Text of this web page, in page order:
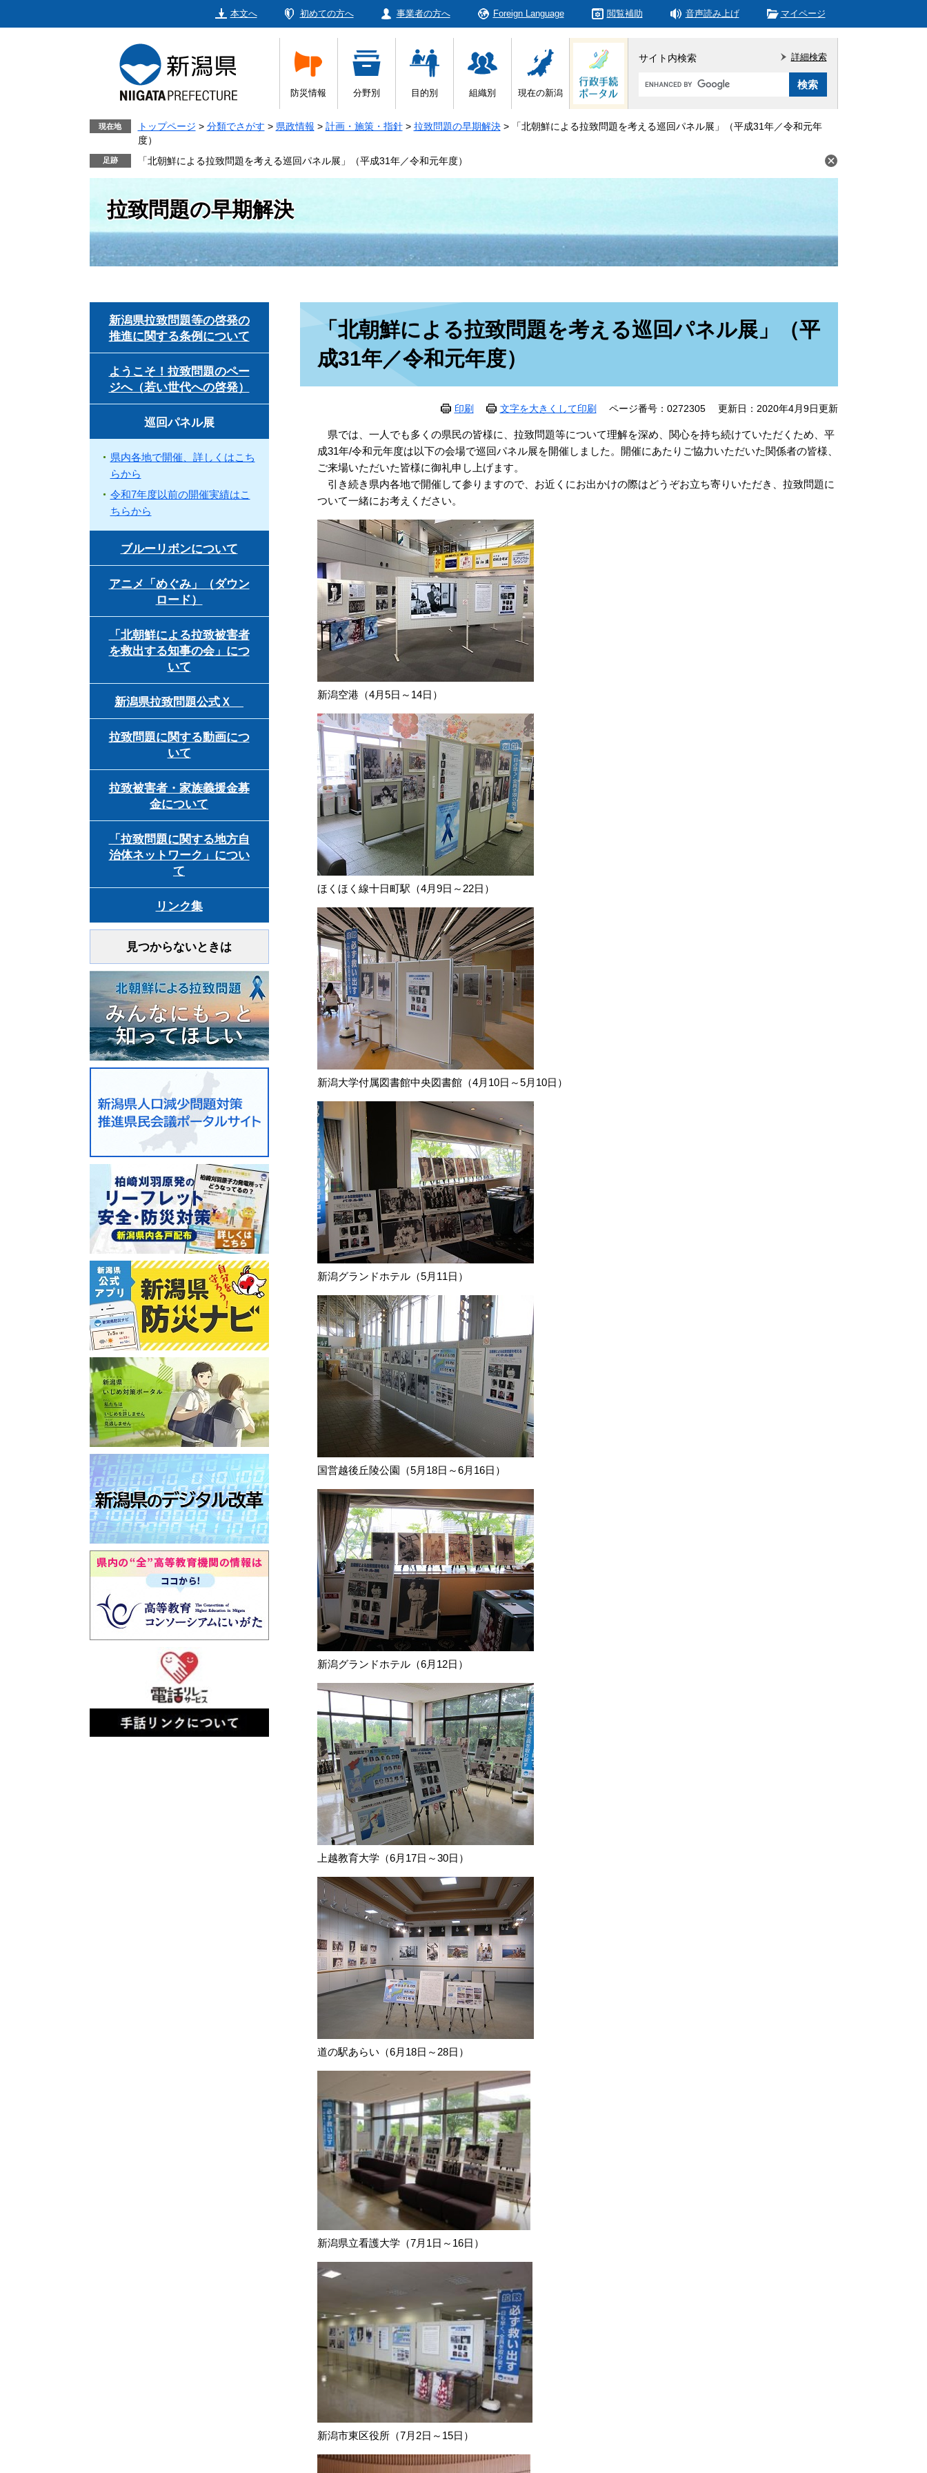
本文へ 初めての方へ 事業者の方へ Foreign Language 閲覧補助 音声読み上げ マイページ
防災情報 分野別 目的別 組織別 現在の新潟
サイト内検索
Google
タ
ム
詳細検索
現在地 トップページ > 分類でさがす > 県政情報 > 計画・施策・指針 > 拉致問題の早期解決 >
「北朝鮮による拉致問題を考える巡回パネル展」（平成31年／令和元年
度）
「北朝鮮による拉致問題を考える巡回パネル展」（平成31年／令和元年度）
拉致問題の早期解決
「北朝鮮による拉致問題を考える巡回パネル展」（平
成31年／令和元年度）
印刷 文字を大きくして印刷 ページ番号：0272305 更新日：2020年4月9日更新
県では、一人でも多くの県民の皆様に、拉致問題等について理解を深め、関心を持ち続けていただくため、平
成31年/令和元年度は以下の会場で巡回パネル展を開催しました。開催にあたりご協力いただいた関係者の皆様、
ご来場いただいた皆様に御礼申し上げます。
引き続き県内各地で開催して参りますので、お近くにお出かけの際はどうぞお立ち寄りいただき、拉致問題に
ついて一緒にお考えください。
新潟空港（4月5日～14日）
ほくほく線十日町駅（4月9日～22日）
新潟大学付属図書館中央図書館（4月10日～5月10日）
新潟グランドホテル（5月11日）
国営越後丘陵公園（5月18日～6月16日）
新潟グランドホテル（6月12日）
上越教育大学（6月17日～30日）
道の駅あらい（6月18日～28日）
新潟県立看護大学（7月1日～16日）
新潟市東区役所（7月2日～15日）
新潟県拉致問題等の啓発の
推進に関する条例について
ようこそ！拉致問題のペー
ジへ（若い世代への啓発）
巡回パネル展
県内各地で開催、詳しくはこち
らから
令和7年度以前の開催実績はこ
ちらから
ブルーリボンについて
アニメ「めぐみ」（ダウン
ロード）
「北朝鮮による拉致被害者
を救出する知事の会」につ
いて
新潟県拉致問題公式Ｘ
拉致問題に関する動画につ
いて
拉致被害者・家族義援金募
金について
「拉致問題に関する地方自
治体ネットワーク」につい
て
リンク集
見つからないときは